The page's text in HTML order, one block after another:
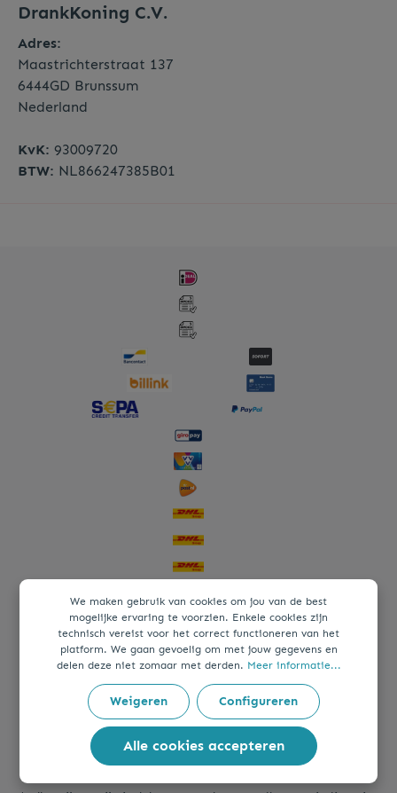
DrankKoning C.V.
Adres:
Maastrichterstraat 137
6444GD Brunssum
Nederland
KvK: 93009720
BTW: NL866247385B01
We maken gebruik van cookies om jou van de best
mogelijke ervaring te voorzien. Enkele cookies zijn
technisch vereist voor het correct functioneren van het
platform. We gaan gevoelig om met jouw gegevens en
delen deze niet zomaar met derden. Meer informatie...
Weigeren Configureren
Alle cookies accepteren